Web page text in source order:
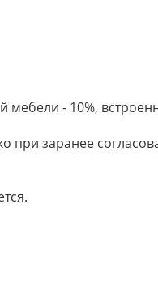
мебели - 10%,
при заранее